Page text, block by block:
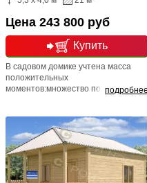
Купить
Цена 243 800 руб
подробнее
В садовом домике учтена масса
положительных
моментов:множество полезной
года является отличным вариантом
проведения досуга или просто
летней столовой. При желании,
веранду можно зашить и утеплить.
Как видите, вариантов огромное
множество.